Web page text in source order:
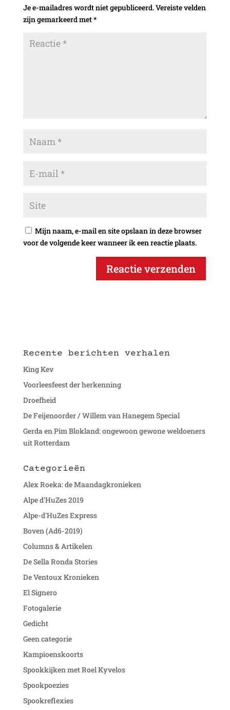
Je e-mailadres wordt niet gepubliceerd.Vereiste velden
zijn gemarkeerd met*
Mijn naam, e-mail en site opslaan in deze browser
voor de volgende keer wanneer ik een reactie plaats.
Recente berichten verhalen
King Kev
Voorleesfeest der herkenning
Droefheid
De Feijenoorder / Willem van Hanegem Special
Gerda en Pim Blokland: ongewoon gewone weldoeners
uit Rotterdam
Categorieën
Alex Roeka: de Maandagkronieken
Alpe d'HuZes 2019
Alpe-d'HuZes Express
Boven (Ad6-2019)
Columns & Artikelen
De Sella Ronda Stories
De Ventoux Kronieken
El Signero
Fotogalerie
Gedicht
Geen categorie
Kampioenskoorts
Spookkijken met Roel Kyvelos
Spookpoezies
Spookreflexies